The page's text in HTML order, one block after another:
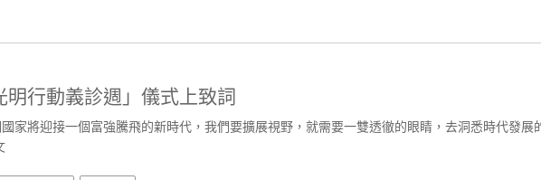
明行動義診週」儀式上致詞
家將迎接一個富強騰飛的新時代，我們要擴展視野，就需要一雙透徹的眼睛，去洞悉時代發展